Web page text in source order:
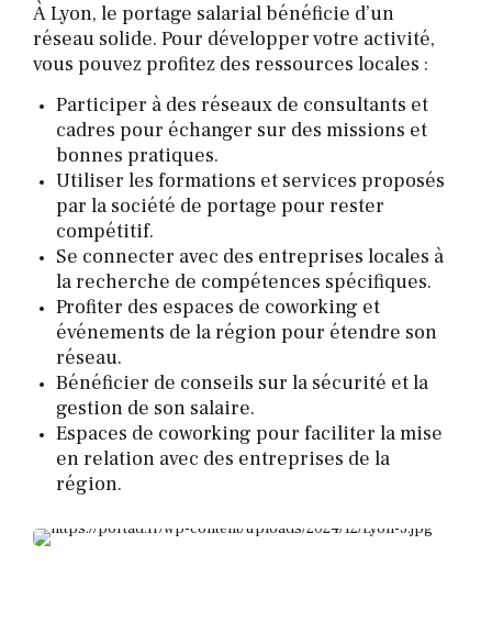
À Lyon, le portage salarial bénéficie d’un
réseau solide. Pour développer votre activité,
vous pouvez profitez des ressources locales :
Participer à des réseaux de consultants et
cadres pour échanger sur des missions et
bonnes pratiques.
Utiliser les formations et services proposés
par la société de portage pour rester
compétitif.
Se connecter avec des entreprises locales à
la recherche de compétences spécifiques.
Profiter des espaces de coworking et
événements de la région pour étendre son
réseau.
Bénéficier de conseils sur la sécurité et la
gestion de son salaire.
Espaces de coworking pour faciliter la mise
en relation avec des entreprises de la
région.